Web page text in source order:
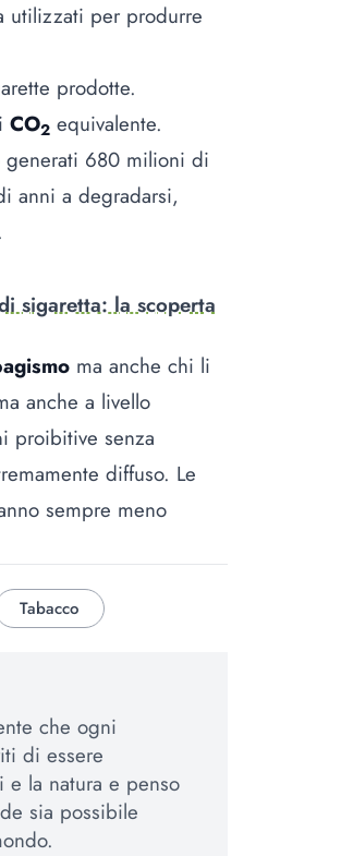
utilizzati per produrre
prodotte.
CO2 equivalente.
generati 680 milioni di
anni a degradarsi,
sigaretta: la scoperta
ma anche chi li
anche a livello
proibitive senza
diffuso. Le
sempre meno
Tabacco
che ogni
di essere
la natura e penso
sia possibile